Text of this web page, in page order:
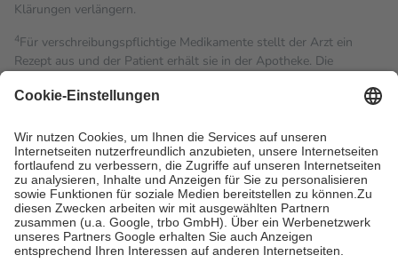
Klärungen verlängern.
4Für verschreibungspflichtige Medikamente stellt der Arzt ein
Rezept aus und der Patient erhält sie in der Apotheke. Die
Kosten dafür, der Versicherte trägt einen Teil davon als Zuzahlung
Grundsätzlich leisten Mitglieder Zuzahlungen in Höhe von zehn
Prozent des Abgabepreises,mindestensjedochfünf Euround
höchstens zehn Euro.Es sind jedoch nie mehr als die
tatsächlichen Kosten der Leistung zu entrichten.
Diese Regeln gelten grundsätzlich auch für Online-Apotheken.
Bei Heilmitteln und häuslicher Krankenpflege beträgt die
Zuzahlung zehn Prozent der Kosten sowie zehn Euro je